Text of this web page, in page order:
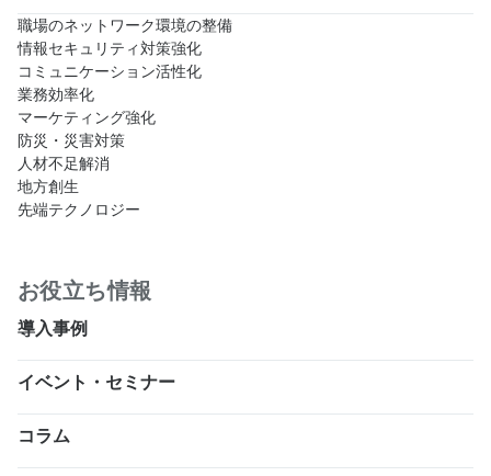
職場のネットワーク環境の整備
情報セキュリティ対策強化
コミュニケーション活性化
業務効率化
マーケティング強化
防災・災害対策
人材不足解消
地方創生
先端テクノロジー
お役立ち情報
導入事例
イベント・セミナー
コラム